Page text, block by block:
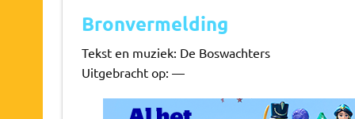
Bronvermelding
Tekst en muziek: De Boswachters
Uitgebracht op: —